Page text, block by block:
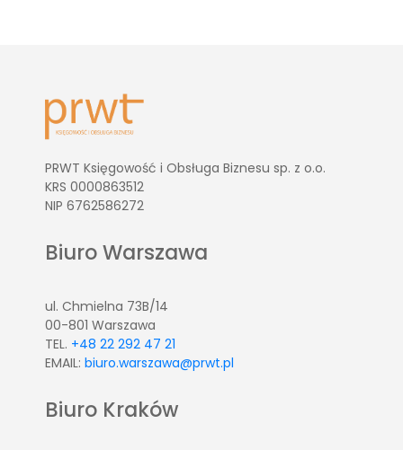
PRWT Księgowość i Obsługa Biznesu sp. z o.o.
KRS 0000863512
NIP 6762586272
Biuro Warszawa
ul. Chmielna 73B/14
00-801 Warszawa
TEL. +48 22 292 47 21
EMAIL: biuro.warszawa@prwt.pl
Biuro Kraków